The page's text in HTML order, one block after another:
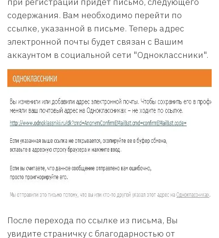
содержания. Вам необходимо перейти по
ссылке, указанной в письме. Теперь адрес
электронной почты будет связан с Вашим
аккаунтом в социальной сети "Одноклассники".
После перехода по ссылке из письма, Вы
увидите страничку с благодарностью от